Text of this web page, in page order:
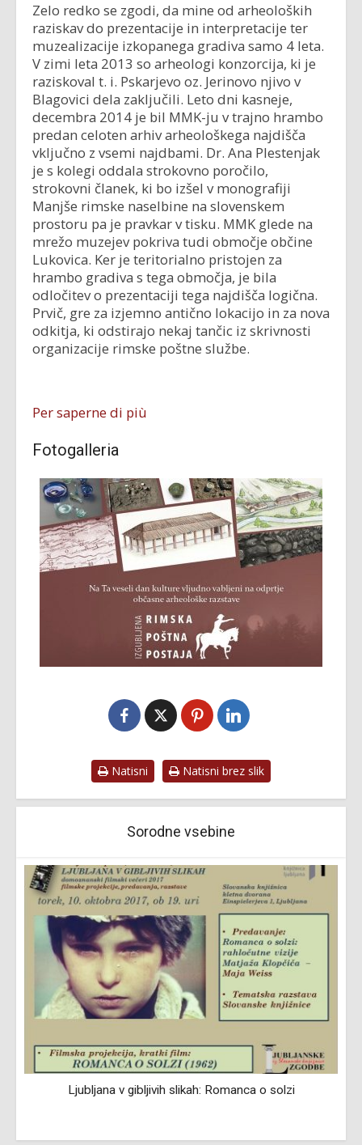
Zelo redko se zgodi, da mine od arheoloških
raziskav do prezentacije in interpretacije ter
muzealizacije izkopanega gradiva samo 4 leta.
V zimi leta 2013 so arheologi konzorcija, ki je
raziskoval t. i. Pskarjevo oz. Jerinovo njivo v
Blagovici dela zaključili. Leto dni kasneje,
decembra 2014 je bil MMK-ju v trajno hrambo
predan celoten arhiv arheološkega najdišča
vključno z vsemi najdbami. Dr. Ana Plestenjak
je s kolegi oddala strokovno poročilo,
strokovni članek, ki bo izšel v monografiji
Manjše rimske naselbine na slovenskem
prostoru pa je pravkar v tisku. MMK glede na
mrežo muzejev pokriva tudi območje občine
Lukovica. Ker je teritorialno pristojen za
hrambo gradiva s tega območja, je bila
odločitev o prezentaciji tega najdišča logična.
Prvič, gre za izjemno antično lokacijo in za nova
odkitja, ki odstirajo nekaj tančic iz skrivnosti
organizacije rimske poštne službe.
Per saperne di più
Fotogalleria
Natisni Natisni brez slik
Sorodne vsebine
Ljubljana v gibljivih slikah: Romanca o solzi